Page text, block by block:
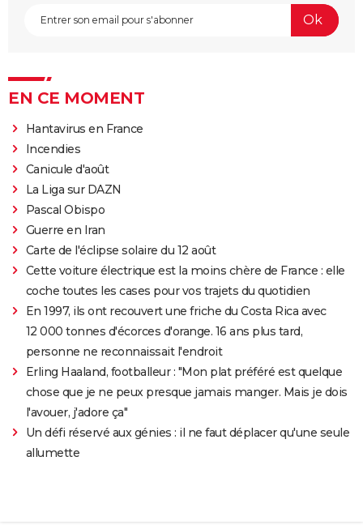
EN CE MOMENT
Hantavirus en France
Incendies
Canicule d'août
La Liga sur DAZN
Pascal Obispo
Guerre en Iran
Carte de l'éclipse solaire du 12 août
Cette voiture électrique est la moins chère de France : elle
coche toutes les cases pour vos trajets du quotidien
En 1997, ils ont recouvert une friche du Costa Rica avec
12 000 tonnes d'écorces d'orange. 16 ans plus tard,
personne ne reconnaissait l'endroit
Erling Haaland, footballeur : "Mon plat préféré est quelque
chose que je ne peux presque jamais manger. Mais je dois
l'avouer, j'adore ça"
Un défi réservé aux génies : il ne faut déplacer qu'une seule
allumette